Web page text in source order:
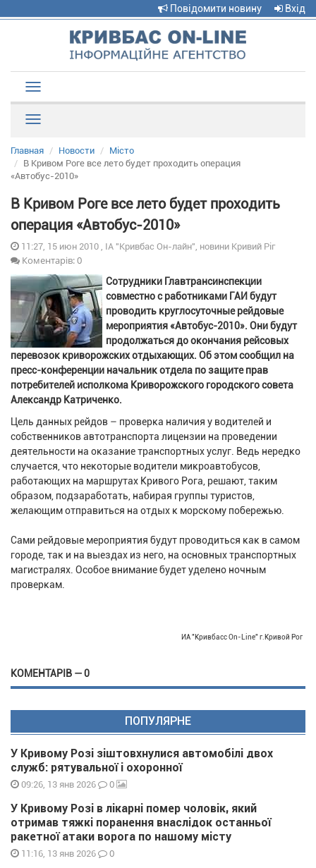
Повідомити новину Вхід
navigation
Главная Новости
Місто
В Кривом Роге все лето будет проходить операция
«Автобус-2010»
В Кривом Роге все лето будет проходить
операция «Автобус-2010»
11:27, 15 июн 2010 , ІА "Кривбас Он-лайн", новини Кривий Ріг
Коментарів: 0
Сотрудники Главтрансинспекции
совместно с работниками ГАИ будут
проводить круглосуточные рейдовые
мероприятия «Автобус-2010». Они будут
продолжаться до окончания рейсовых
перевозок криворожских отдыхающих. Об этом сообщил на
пресс-конференции начальник отдела по защите прав
потребителей исполкома Криворожского городского совета
Александр Катриченко.
Цель данных рейдов – проверка наличия у водителей и
собственников автотранспорта лицензии на проведении
деятельности на оказание транспортных услуг. Ведь нередко
случается, что некоторые водители микроавтобусов,
работающих на маршрутах Кривого Рога, решают, таким
образом, подзаработать, набирая группы туристов,
желающим отправиться на отдых к морскому побережью.
Сами рейдовые мероприятия будут проводиться как в самом
городе, так и на выездах из него, на основных транспортных
магистралях. Особое внимание будет уделено ночным
проверкам.
ИА "Кривбасс On-Line" г.Кривой Рог
КОМЕНТАРІВ — 0
ПОПУЛЯРНЕ
У Кривому Розі зіштовхнулися автомобілі двох
служб: рятувальної і охоронної
09:26, 13 янв 2026 0
У Кривому Розі в лікарні помер чоловік, який
отримав тяжкі поранення внаслідок останньої
ракетної атаки ворога по нашому місту
11:16, 13 янв 2026 0